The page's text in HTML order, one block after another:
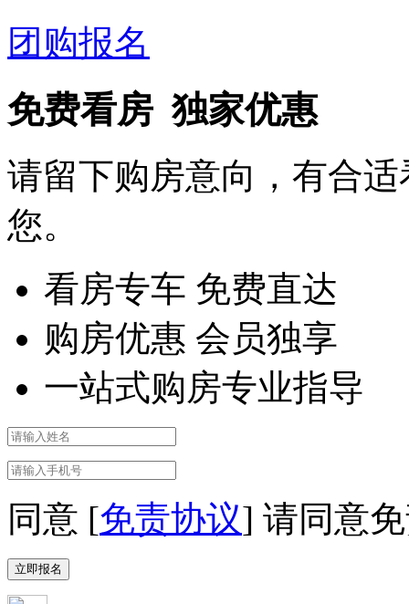
团购报名
免费看房 独家优惠
请留下购房意向，有合
您。
看房专车 免费直达
购房优惠 会员独享
一站式购房专业指导
同意 [免责协议] 请同意